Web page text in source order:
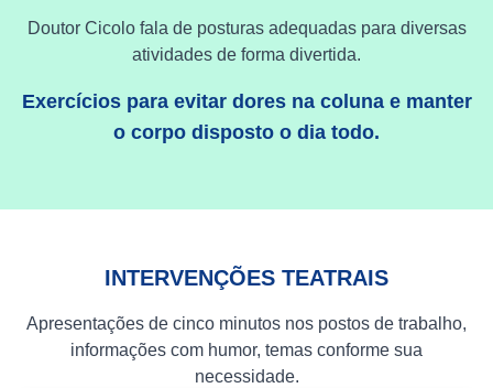
Doutor Cicolo fala de posturas adequadas para diversas
atividades de forma divertida.
Exercícios para evitar dores na coluna e manter
o corpo disposto o dia todo.
INTERVENÇÕES TEATRAIS
Apresentações de cinco minutos nos postos de trabalho,
informações com humor, temas conforme sua
necessidade.